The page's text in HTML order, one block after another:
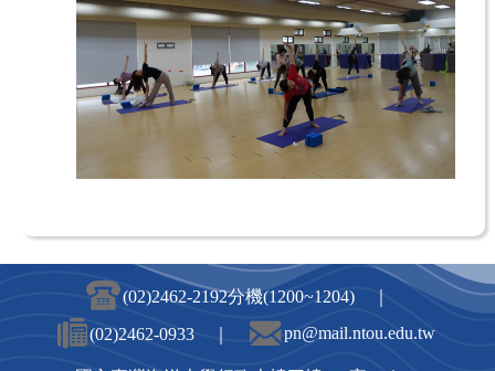
(02)2462-2192分機(1200~1204) ｜
(02)2462-0933 ｜
pn@mail.ntou.edu.tw